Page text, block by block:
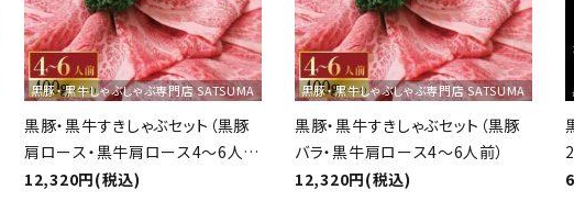
黒豚・黒牛しゃぶしゃぶ専門店 SATSUMA
黒豚・黒牛すきしゃぶセット（黒豚
肩ロース・黒牛肩ロース4～6人
前）
12,320円(税込)
黒豚・黒牛しゃぶしゃぶ専門店 SATSUMA
黒豚・黒牛すきしゃぶセット（黒豚
バラ・黒牛肩ロース4～6人前）
12,320円(税込)